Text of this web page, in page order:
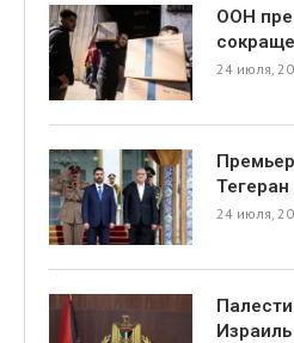
ООН
24 июля,
24 июля,